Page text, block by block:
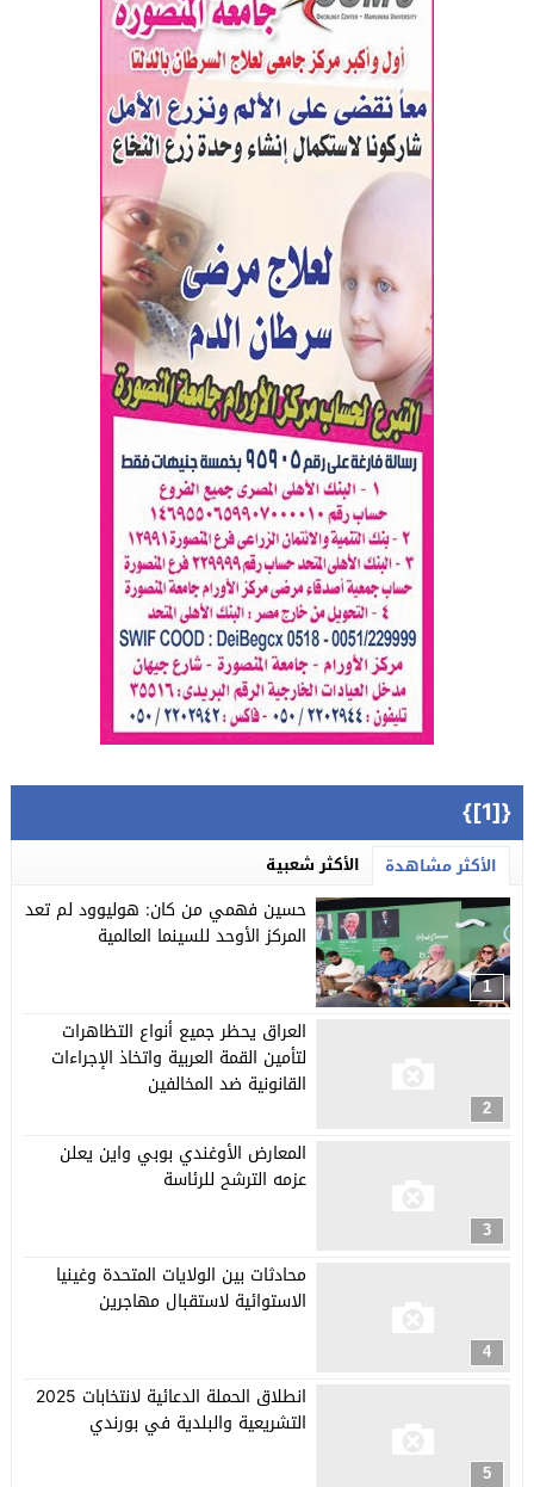
{[1]}
الأكثر مشاهدة الأكثر شعبية
1
حسين فهمي من كان: هوليوود لم تعد
المركز الأوحد للسينما العالمية
2
العراق يحظر جميع أنواع التظاهرات
لتأمين القمة العربية واتخاذ الإجراءات
القانونية ضد المخالفين
3
المعارض الأوغندي بوبي واين يعلن
عزمه الترشح للرئاسة
4
محادثات بين الولايات المتحدة وغينيا
الاستوائية لاستقبال مهاجرين
5
انطلاق الحملة الدعائية لانتخابات 2025
التشريعية والبلدية في بورندي